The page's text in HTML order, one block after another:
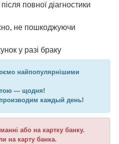
повної діагностики
не пошкоджуючи
у разі браку
найпопулярнішими
— щодня!
каждый день!
або на картку банку.
на карту банка.